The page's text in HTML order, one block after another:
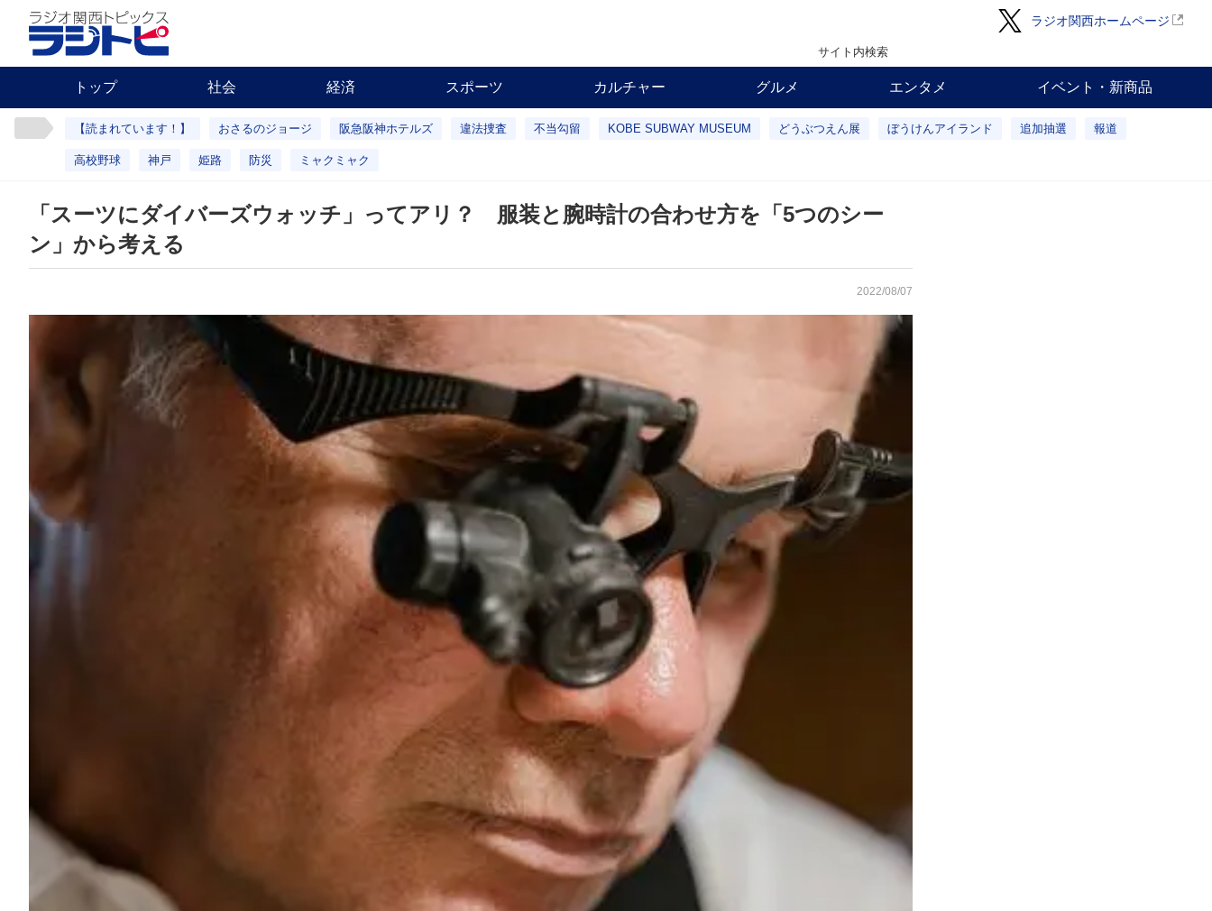
ラジオ関西ホームページ
サイト内検索
トップ 社会 経済 スポーツ カルチャー グルメ エンタメ イベント・新商品
【読まれています！】 おさるのジョージ 阪急阪神ホテルズ 違法捜査 不当勾留 KOBE SUBWAY MUSEUM どうぶつえん展 ぼうけんアイランド 追加抽選 報道
高校野球 神戸 姫路 防災 ミャクミャク
「スーツにダイバーズウォッチ」ってアリ？ 服装と腕時計の合わせ方を「5つのシー
ン」から考える
2022/08/07